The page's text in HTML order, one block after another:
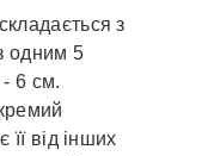
з
одним 5
- 6 см.
від інших